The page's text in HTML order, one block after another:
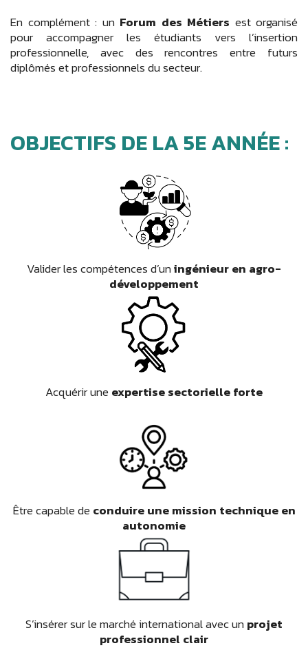
En complément : un Forum des Métiers est organisé
pour accompagner les étudiants vers l’insertion
professionnelle, avec des rencontres entre futurs
diplômés et professionnels du secteur.
OBJECTIFS DE LA 5E ANNÉE :
Valider les compétences d’uningénieur en agro-
développement
Acquérir une expertise sectorielle forte
Être capable de conduire une mission technique en
autonomie
S’insérer sur le marché international avec un projet
professionnel clair